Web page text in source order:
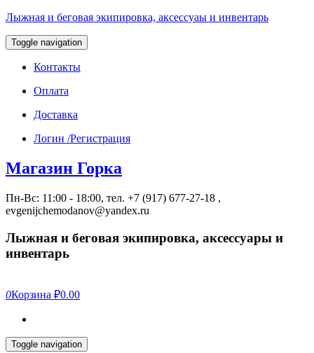
Лыжная и беговая экипировка, аксессуаы и инвентарь
Toggle navigation
Контакты
Оплата
Доставка
Логин /Регистрация
Магазин Горка
Пн-Вс: 11:00 - 18:00, тел. +7 (917) 677-27-18 ,
evgenijchemodanov@yandex.ru
Лыжная и беговая экипировка, аксессуары и
инвентарь
0Корзина ₽0.00
Toggle navigation